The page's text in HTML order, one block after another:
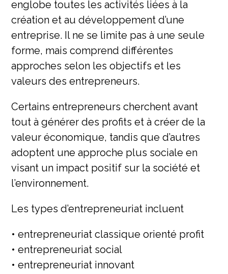
englobe toutes les activités liées à la
création et au développement d’une
entreprise. Il ne se limite pas à une seule
forme, mais comprend différentes
approches selon les objectifs et les
valeurs des entrepreneurs.
Certains entrepreneurs cherchent avant
tout à générer des profits et à créer de la
valeur économique, tandis que d’autres
adoptent une approche plus sociale en
visant un impact positif sur la société et
l’environnement.
Les types d’entrepreneuriat incluent
• entrepreneuriat classique orienté profit
• entrepreneuriat social
• entrepreneuriat innovant